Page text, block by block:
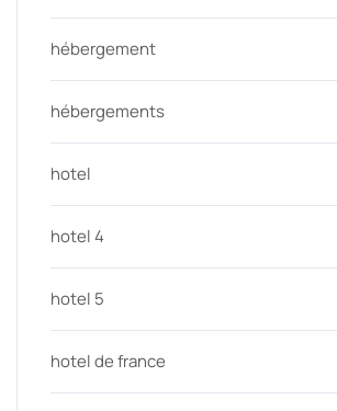
hébergement
hébergements
hotel
hotel 4
hotel 5
hotel de france